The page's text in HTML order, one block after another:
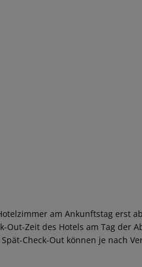
am Ankunftstag erst
Out-Zeit des Hotels am Tag der
Check-Out können je nach